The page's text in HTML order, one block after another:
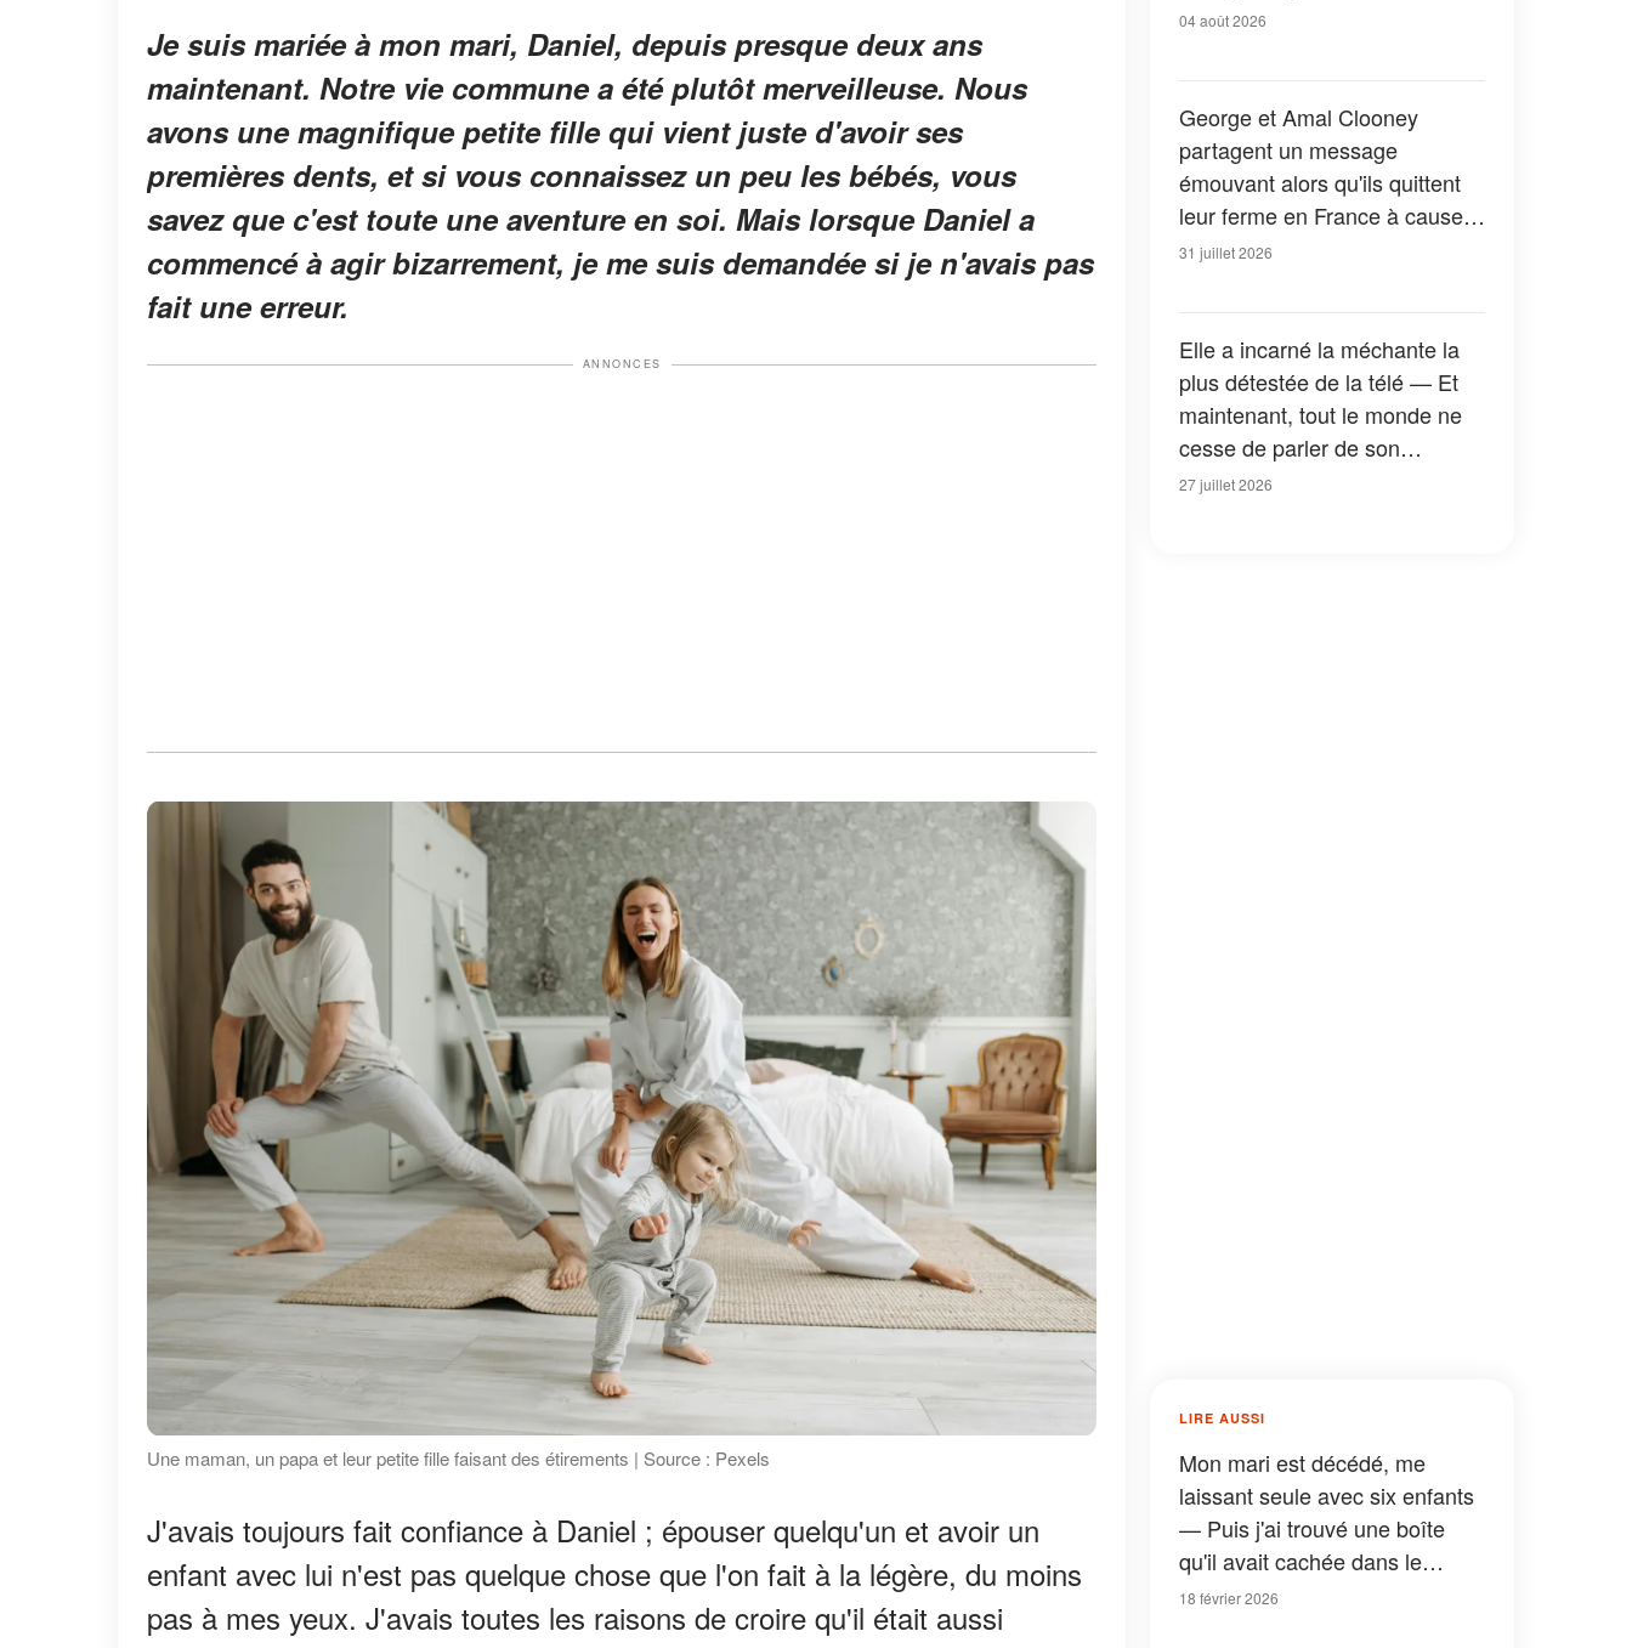
Je suis mariée à mon mari, Daniel, depuis presque deux ans
maintenant. Notre vie commune a été plutôt merveilleuse. Nous
avons une magnifique petite fille qui vient juste d'avoir ses
premières dents, et si vous connaissez un peu les bébés, vous
savez que c'est toute une aventure en soi. Mais lorsque Daniel a
commencé à agir bizarrement, je me suis demandée si je n'avais pas
fait une erreur.
ANNONCES
Une maman, un papa et leur petite fille faisant des étirements | Source : Pexels
J'avais toujours fait confiance à Daniel ; épouser quelqu'un et avoir un
enfant avec lui n'est pas quelque chose que l'on fait à la légère, du moins
pas à mes yeux. J'avais toutes les raisons de croire qu'il était aussi
04 août 2026
George et Amal Clooney
partagent un message
émouvant alors qu'ils quittent
leur ferme en France à cause
des feux de forêt — Tous les
31 juillet 2026
Elle a incarné la méchante la
plus détestée de la télé — Et
maintenant, tout le monde ne
cesse de parler de son
apparition dans la nouvelle
27 juillet 2026
LIRE AUSSI
Mon mari est décédé, me
laissant seule avec six enfants
— Puis j'ai trouvé une boîte
qu'il avait cachée dans le
matelas de notre fils
18 février 2026